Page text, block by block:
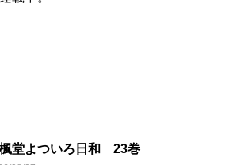
堂よついろ日和 23巻